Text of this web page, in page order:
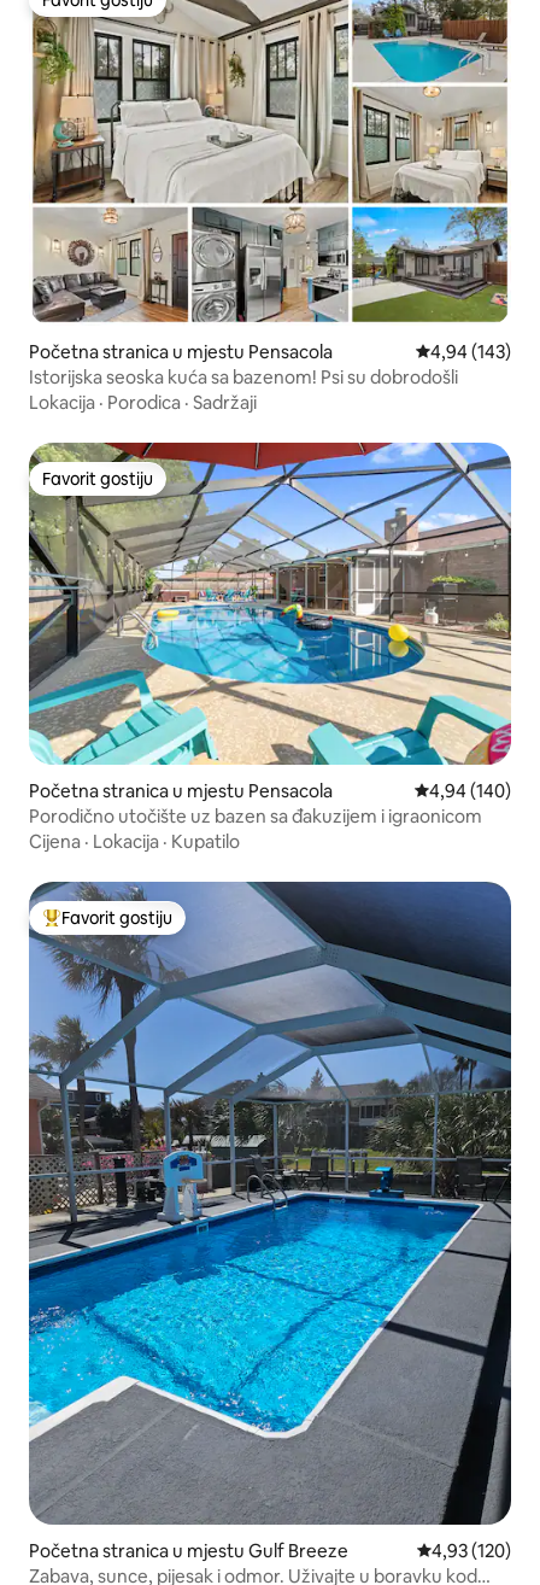
Favorit gostiju
Početna stranica u mjestu Pensacola prosječna
4,94 (143)
Istorijska seoska kuća sa bazenom! Psi su dobrodošli
Lokacija · Porodica · Sadržaji
Favorit gostiju
Favorit gostiju
Početna stranica u mjestu Pensacola prosječna
4,94 (140)
Porodično utočište uz bazen sa đakuzijem i igraonicom
Cijena · Lokacija · Kupatilo
Glavni favorit gostiju
Favorit gostiju
Početna stranica u mjestu Gulf Breeze prosječna
4,93 (120)
Zabava, sunce, pijesak i odmor. Uživajte u boravku kod